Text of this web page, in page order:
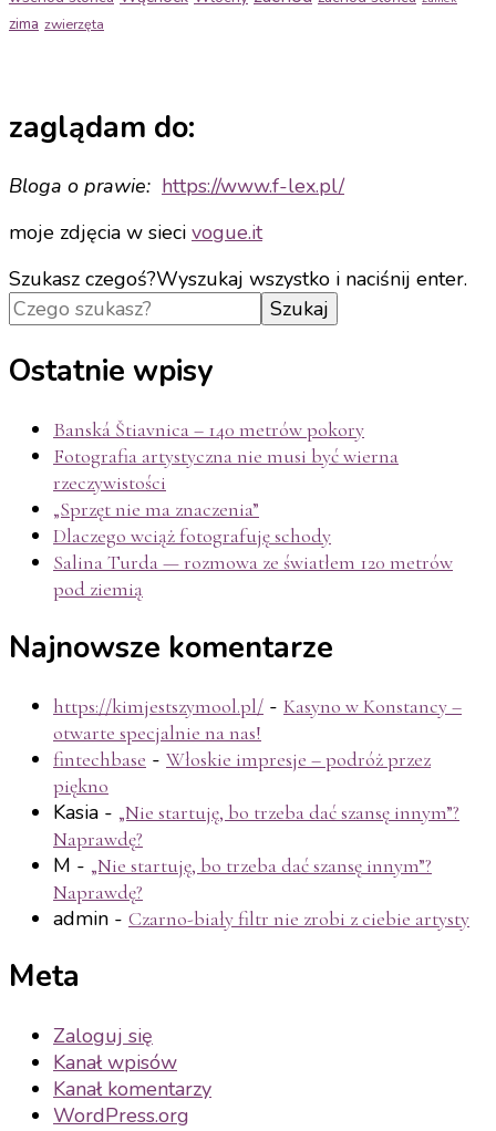
zima zwierzęta
zaglądam do:
Bloga o prawie: https://www.f-lex.pl/
moje zdjęcia w sieci vogue.it
Szukasz czegoś?Wyszukaj wszystko i naciśnij enter.
Ostatnie wpisy
Banská Štiavnica – 140 metrów pokory
Fotografia artystyczna nie musi być wierna
rzeczywistości
„Sprzęt nie ma znaczenia”
Dlaczego wciąż fotografuję schody
Salina Turda — rozmowa ze światłem 120 metrów
pod ziemią
Najnowsze komentarze
https://kimjestszymool.pl/ - Kasyno w Konstancy –
otwarte specjalnie na nas!
fintechbase - Włoskie impresje – podróż przez
piękno
Kasia - „Nie startuję, bo trzeba dać szansę innym”?
Naprawdę?
M - „Nie startuję, bo trzeba dać szansę innym”?
Naprawdę?
admin - Czarno-biały filtr nie zrobi z ciebie artysty
Meta
Zaloguj się
Kanał wpisów
Kanał komentarzy
WordPress.org